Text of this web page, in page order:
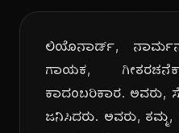
ಲಿಯೊನಾರ್ಡ್,
ಗಾಯಕ,
ಕಾದಂಬರಿಕಾರ. ಅವರು,
ಜನಿಸಿದರು. ಅವರು, ತಮ್ಮ,